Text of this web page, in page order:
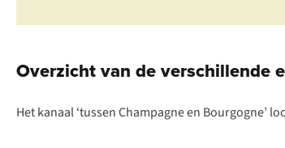
Overzicht van de verschillende
Het kanaal ‘tussen Champagne en